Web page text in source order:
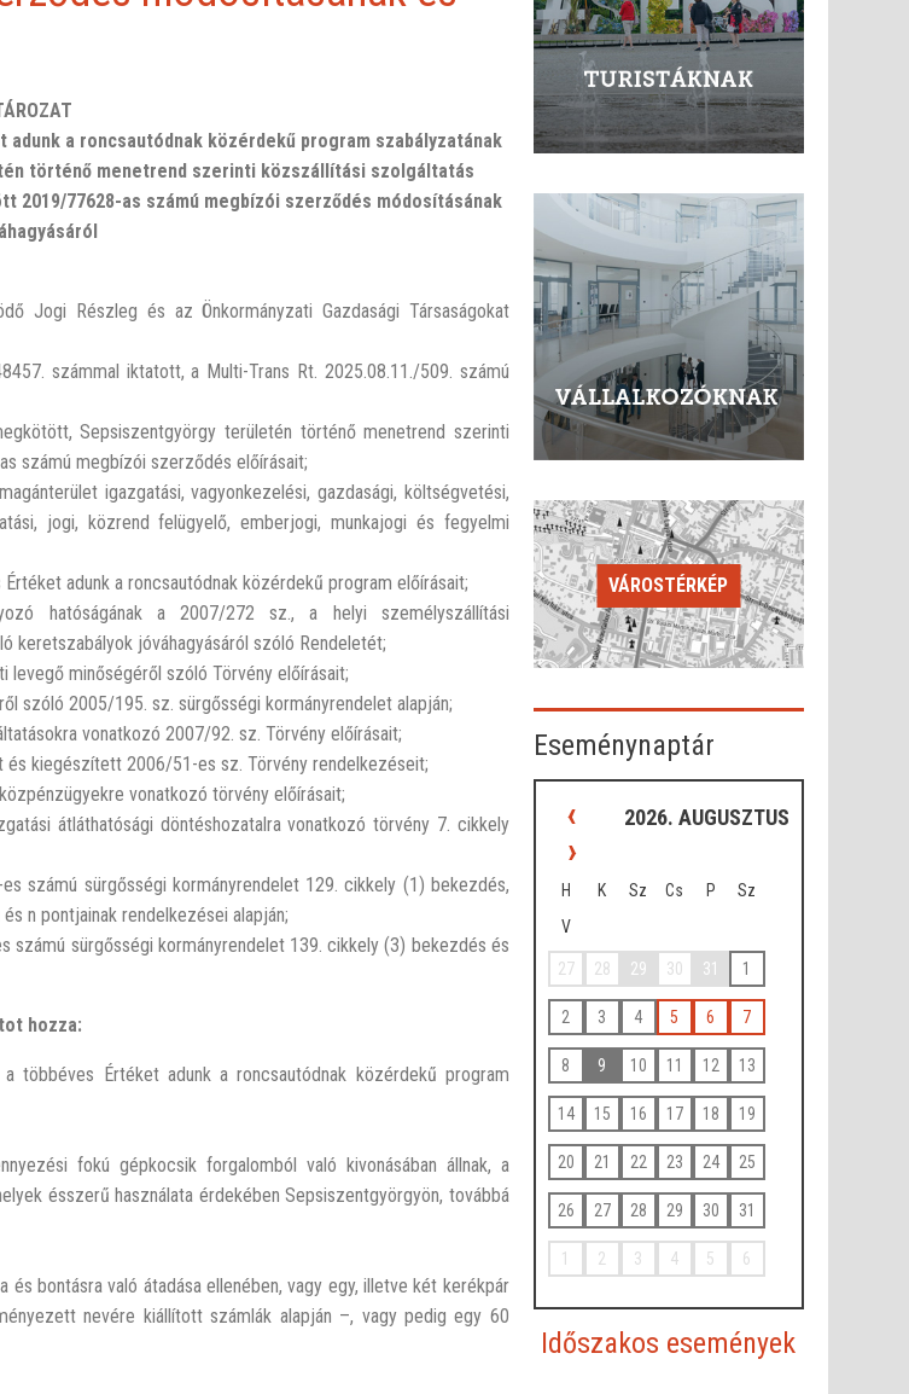
a roncsautódnak közérdekű program szabályzatának
történő menetrend szerinti közszállítási szolgáltatás
77628-as számú megbízói szerződés módosításának
Jogi Részleg és az Önkormányzati Gazdasági Társaságokat
számmal iktatott, a Multi-Trans Rt. 2025.08.11./509. számú
Sepsiszentgyörgy területén történő menetrend szerinti
számú megbízói szerződés előírásait;
igazgatási, vagyonkezelési, gazdasági, költségvetési,
jogi, közrend felügyelő, emberjogi, munkajogi és fegyelmi
adunk a roncsautódnak közérdekű program előírásait;
hatóságának a 2007/272 sz., a helyi személyszállítási
keretszabályok jóváhagyásáról szóló Rendeletét;
minőségéről szóló Törvény előírásait;
szóló 2005/195. sz. sürgősségi kormányrendelet alapján;
vonatkozó 2007/92. sz. Törvény előírásait;
és kiegészített 2006/51-es sz. Törvény rendelkezéseit;
vonatkozó törvény előírásait;
átláthatósági döntéshozatalra vonatkozó törvény 7. cikkely
számú sürgősségi kormányrendelet 129. cikkely (1) bekezdés,
n pontjainak rendelkezései alapján;
sürgősségi kormányrendelet 139. cikkely (3) bekezdés és
hozza:
többéves Értéket adunk a roncsautódnak közérdekű program
fokú gépkocsik forgalomból való kivonásában állnak, a
ésszerű használata érdekében Sepsiszentgyörgyön, továbbá
bontásra való átadása ellenében, vagy egy, illetve két kerékpár
nevére kiállított számlák alapján –, vagy pedig egy 60
VÁROSTÉRKÉP
Eseménynaptár
‹ 2026. AUGUSZTUS
›
H K Sz Cs P
Sz
V
27 28 29 30 31 1
2 3 4 5 6 7
8 9 10 11 12 13
14 15 16 17 18 19
20 21 22 23 24 25
26 27 28 29 30 31
1 2 3 4 5 6
Időszakos események